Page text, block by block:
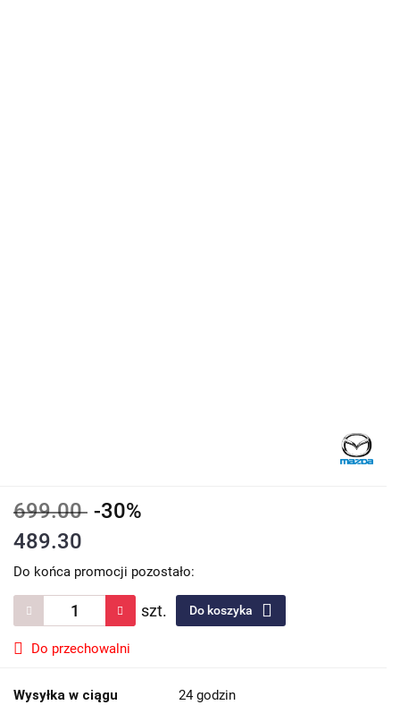
699.00 -30%
489.30
Do końca promocji pozostało:
szt. Do koszyka
Do przechowalni
Wysyłka w ciągu 24 godzin